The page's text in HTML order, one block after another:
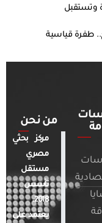
وتستقبل
طفرة قياسية
من نحن
مركز بحثي
مصري
مستقل
تأسس
2018.
يعتمد على